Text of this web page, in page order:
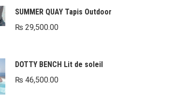
SUMMER QUAY Tapis Outdoor
₨ 29,500.00
DOTTY BENCH Lit de soleil
₨ 46,500.00